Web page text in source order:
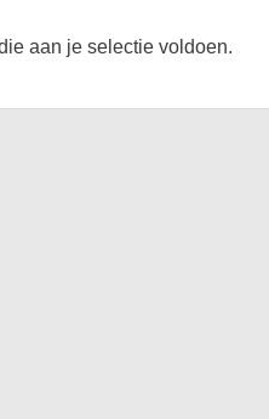
aan je selectie voldoen.